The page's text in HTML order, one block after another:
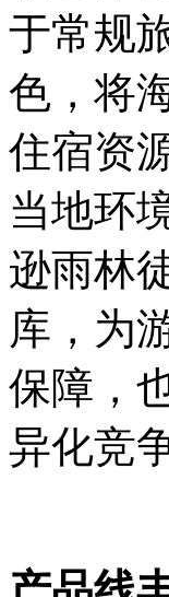
于常规
色，将
住宿资
当地环
逊雨林
库，为
保障，
异化竞